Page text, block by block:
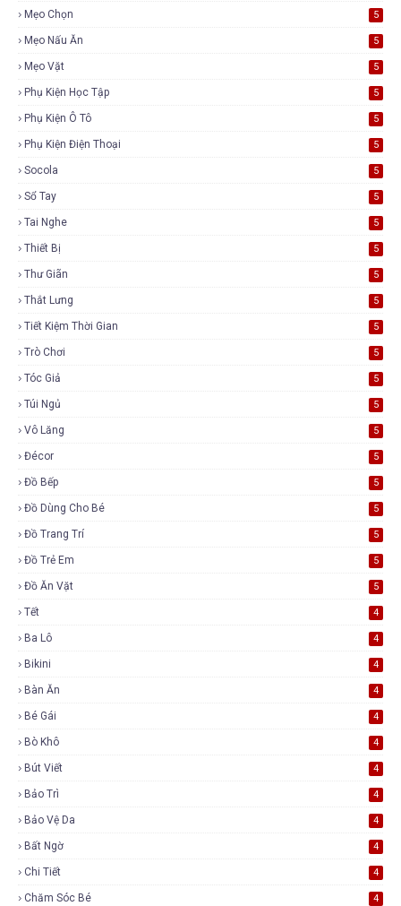
Mẹo Chọn 5
Mẹo Nấu Ăn 5
Mẹo Vặt 5
Phụ Kiện Học Tập 5
Phụ Kiện Ô Tô 5
Phụ Kiện Điện Thoại 5
Socola 5
Sổ Tay 5
Tai Nghe 5
Thiết Bị 5
Thư Giãn 5
Thắt Lưng 5
Tiết Kiệm Thời Gian 5
Trò Chơi 5
Tóc Giả 5
Túi Ngủ 5
Vô Lăng 5
Đécor 5
Đồ Bếp 5
Đồ Dùng Cho Bé 5
Đồ Trang Trí 5
Đồ Trẻ Em 5
Đồ Ăn Vặt 5
Tết 4
Ba Lô 4
Bikini 4
Bàn Ăn 4
Bé Gái 4
Bò Khô 4
Bút Viết 4
Bảo Trì 4
Bảo Vệ Da 4
Bất Ngờ 4
Chi Tiết 4
Chăm Sóc Bé 4